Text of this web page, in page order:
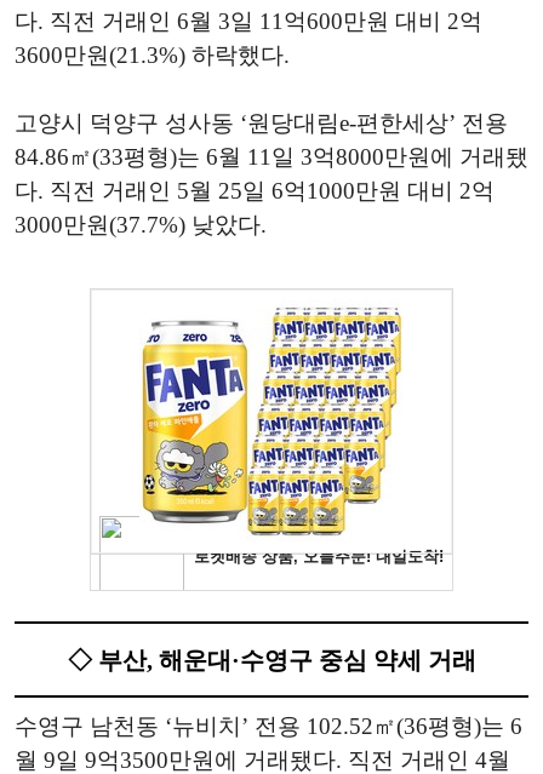
다. 직전 거래인 6월 3일 11억600만원 대비 2억
3600만원(21.3%) 하락했다.
고양시 덕양구 성사동 ‘원당대림e-편한세상’ 전용
84.86㎡(33평형)는 6월 11일 3억8000만원에 거래됐
다. 직전 거래인 5월 25일 6억1000만원 대비 2억
3000만원(37.7%) 낮았다.
◇ 부산, 해운대·수영구 중심 약세 거래
수영구 남천동 ‘뉴비치’ 전용 102.52㎡(36평형)는 6
월 9일 9억3500만원에 거래됐다. 직전 거래인 4월